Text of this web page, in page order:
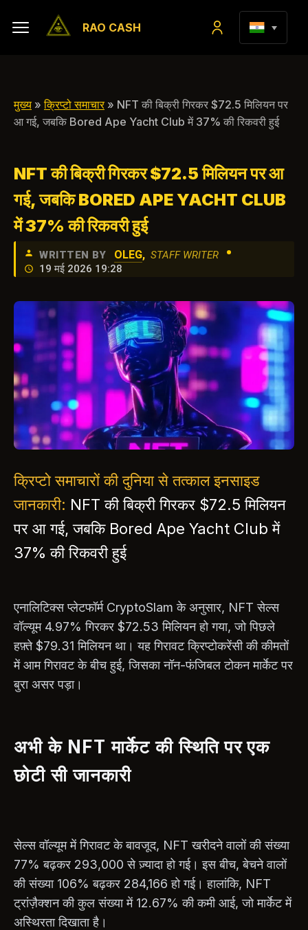
RAO CASH
मुख्य »क्रिप्टो समाचार» NFT की बिक्री गिरकर $72.5 मिलियन पर
आ गई, जबकि Bored Ape Yacht Club में 37% की रिकवरी हुई
NFT की बिक्री गिरकर $72.5 मिलियन पर आ
गई, जबकि BORED APE YACHT CLUB
में 37% की रिकवरी हुई
WRITTEN BY OLEG, STAFF WRITER •
19 मई 2026 19:28
क्रिप्टो समाचारों की दुनिया से तत्काल इनसाइड
जानकारी: NFT की बिक्री गिरकर $72.5 मिलियन
पर आ गई, जबकि Bored Ape Yacht Club में
37% की रिकवरी हुई
एनालिटिक्स प्लेटफॉर्म CryptoSlam के अनुसार, NFT सेल्स
वॉल्यूम 4.97% गिरकर $72.53 मिलियन हो गया, जो पिछले
हफ़्ते $79.31 मिलियन था। यह गिरावट क्रिप्टोकरेंसी की कीमतों
में आम गिरावट के बीच हुई, जिसका नॉन-फंजिबल टोकन मार्केट पर
बुरा असर पड़ा।
अभी के NFT मार्केट की स्थिति पर एक
छोटी सी जानकारी
सेल्स वॉल्यूम में गिरावट के बावजूद, NFT खरीदने वालों की संख्या
77% बढ़कर 293,000 से ज़्यादा हो गई। इस बीच, बेचने वालों
की संख्या 106% बढ़कर 284,166 हो गई। हालांकि, NFT
ट्रांज़ैक्शन की कुल संख्या में 12.67% की कमी आई, जो मार्केट में
अस्थिरता दिखाता है।